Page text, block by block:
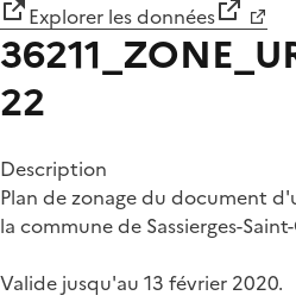
Explorer les données
22
Description
Plan de zonage du document
la commune de Sassierges-
Valide jusqu'au 13 février 2020.